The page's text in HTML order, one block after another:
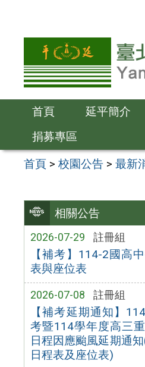
容
首頁 延平簡介
捐募專區
首頁 >校園公告 >最新
相關公告
2026-07-29 註冊組
【補考】114-2國高
表與座位表
2026-07-08 註冊組
【補考延期通知】
考暨114學年度高三
日程因應颱風延期通
日程表及座位表)